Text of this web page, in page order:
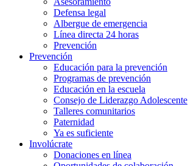
Defensa legal
Albergue de emergencia
Línea directa 24 horas
Prevención
Prevención
Educación para la prevención
Programas de prevención
Educación en la escuela
Consejo de Liderazgo Adolescente
Talleres comunitarios
Paternidad
Ya es suficiente
Involúcrate
Donaciones en línea